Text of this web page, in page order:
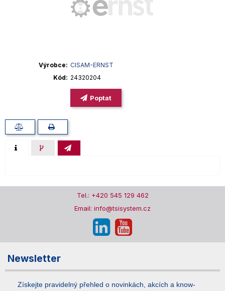
Výrobce
CISAM-ERNST
Kód
24320204
Poptat
Tel.: +420 545 129 462
Email: info@tsisystem.cz
Newsletter
Získejte pravidelný přehled o novinkách, akcích a know-